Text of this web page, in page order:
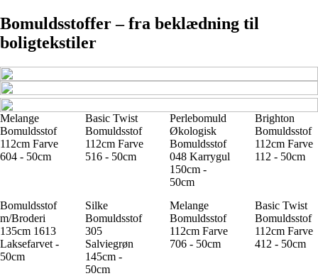
Bomuldsstoffer – fra beklædning til
boligtekstiler
Melange
Bomuldsstof
112cm Farve
604 - 50cm
Basic Twist
Bomuldsstof
112cm Farve
516 - 50cm
Perlebomuld
Økologisk
Bomuldsstof
048 Karrygul
150cm -
50cm
Brighton
Bomuldsstof
112cm Farve
112 - 50cm
Bomuldsstof
m/Broderi
135cm 1613
Laksefarvet -
50cm
Silke
Bomuldsstof
305
Salviegrøn
145cm -
50cm
Melange
Bomuldsstof
112cm Farve
706 - 50cm
Basic Twist
Bomuldsstof
112cm Farve
412 - 50cm